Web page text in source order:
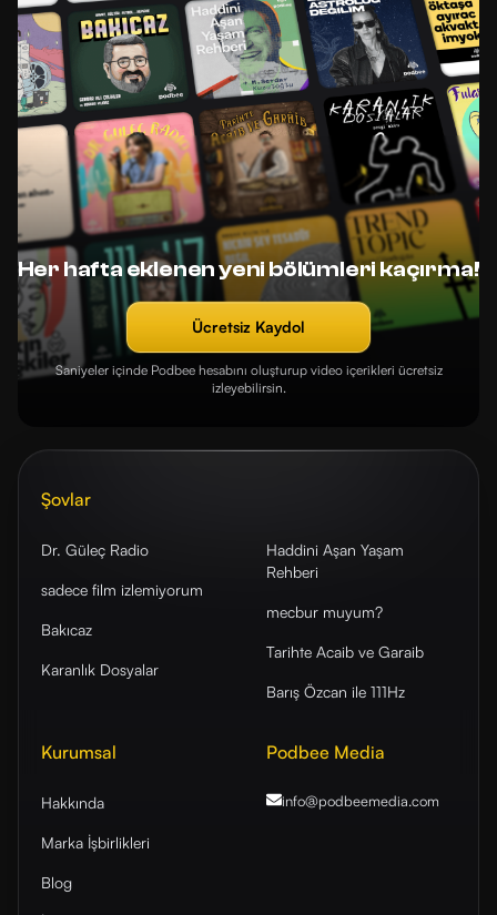
Her hafta eklenen yeni bölümleri kaçırma!
Ücretsiz Kaydol
Saniyeler içinde Podbee hesabını oluşturup video içerikleri ücretsiz
izleyebilirsin.
Şovlar
Dr. Güleç Radio
sadece film izlemiyorum
Bakıcaz
Karanlık Dosyalar
Haddini Aşan Yaşam
Rehberi
mecbur muyum?
Tarihte Acaib ve Garaib
Barış Özcan ile 111Hz
Kurumsal
Hakkında
Marka İşbirlikleri
Blog
Podbee Media
info@podbeemedia.com